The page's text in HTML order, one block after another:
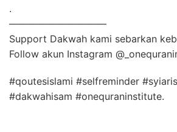
.
——————————
Support Dakwah kami sebarkan
Follow akun Instagram
#qoutesislami #selfreminder
#dakwahisam #onequraninstitute.